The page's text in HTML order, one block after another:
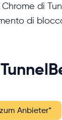
di
di
zum Anbieter*